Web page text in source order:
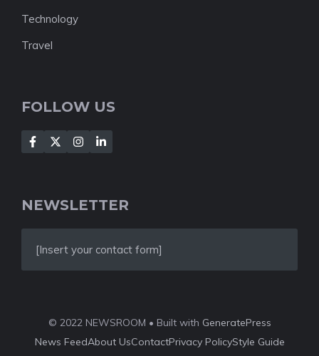
Technology
Travel
FOLLOW US
NEWSLETTER
[Insert your contact form]
© 2022 NEWSROOM • Built with GeneratePress
News FeedAbout UsContactPrivacy PolicyStyle Guide